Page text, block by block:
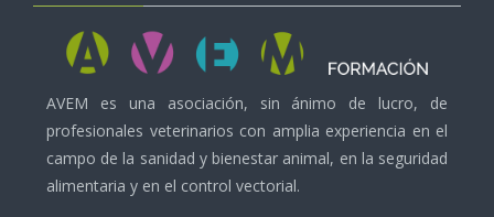
AVEM es una asociación, sin ánimo de lucro, de
profesionales veterinarios con amplia experiencia en el
campo de la sanidad y bienestar animal, en la seguridad
alimentaria y en el control vectorial.